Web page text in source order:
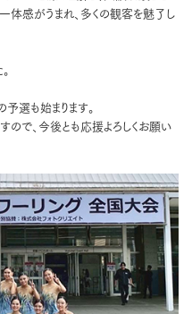
体感がうまれ、多くの観客を魅了し
選も始まります。
で、今後とも応援よろしくお願い